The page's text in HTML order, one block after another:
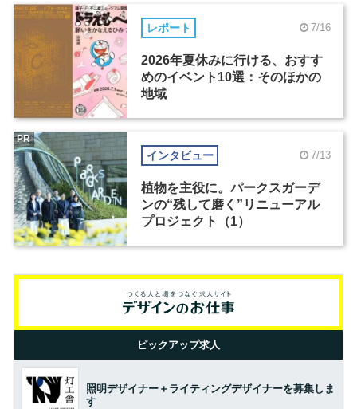
レポート 7/16
2026年夏休みに行ける、おすす
めのイベント10選：そのほかの
地域
インタビュー 7/13
植物を主役に。パークスガーデ
ンの“残して磨く”リニューアル
プロジェクト（1）
PR
ピックアップ求人
照明デザイナー＋ライティングデザイナーを募集しま
す